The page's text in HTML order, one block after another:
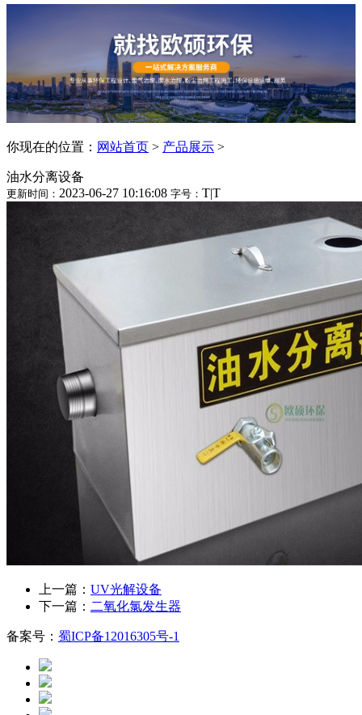
你现在的位置： 网站首页 > 产品展示 >
油水分离设备
更新时间： 2023-06-27 10:16:08 字号： T|T
上一篇： UV光解设备
下一篇： 二氧化氯发生器
备案号： 蜀ICP备12016305号-1